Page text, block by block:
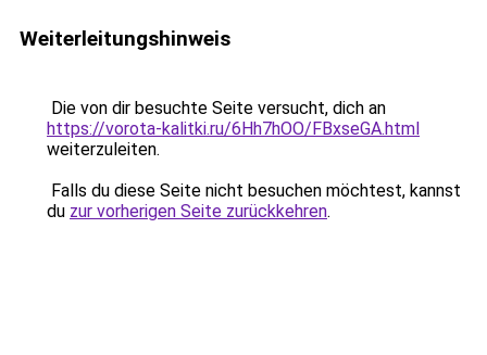
Weiterleitungshinweis
Die von dir besuchte Seite versucht, dich an
https://vorota-kalitki.ru/6Hh7hOO/FBxseGA.html
weiterzuleiten.
Falls du diese Seite nicht besuchen möchtest, kannst
du zur vorherigen Seite zurückkehren.